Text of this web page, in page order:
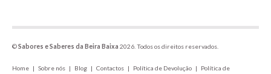
©Sabores e Saberes da Beira Baixa 2026. Todos os direitos reservados.
Home | Sobre nós | Blog | Contactos | Política de Devolução | Política de